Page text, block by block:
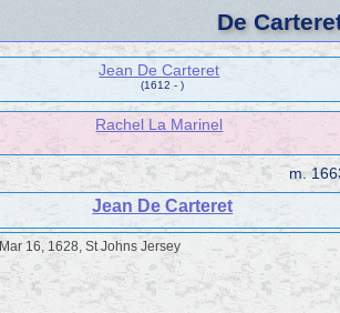
De
Jean De Carteret
(1612 - )
Rachel La Marinel
m.
Jean De Carteret
Mar 16, 1628, St Johns Jersey